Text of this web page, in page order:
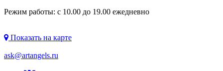
Режим работы: с 10.00 до 19.00 ежедневно
Показать на карте
ask@artangels.ru